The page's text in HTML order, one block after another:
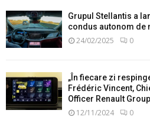
Grupul Stellantis a
condus autonom de
24/02/2025 0
„În fiecare zi
Frédéric Vincent,
Officer Renault Group
12/11/2024 0